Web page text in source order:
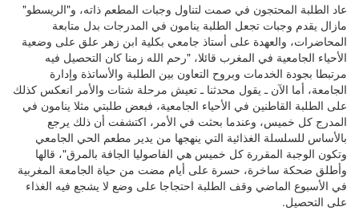
عاد الطلبة المحتجون في صمت لتناول وجبات المطعم ذاته، و"الريسطو"
مازال يقدم وجبات تجعل الطلبة ينامون في المدرجات بدل متابعة
المحاضرات، والعهدة على أستاذ جامعي بكلية ابن زهر علق على وضعية
الأحياء الجامعية في المغرب قائلا، "رحم الله زمنا كان التحصيل فيه
مرتبطا بجودة الخدمات وبروح التعاون بين الطلبة والأساتذة وإدارة
الجامعة، أما الآن ـ يقول محدثنا ـ تعيش مرحلة شتات والأمر انعكس كذلك
على الطلبة القاطنين في الأحياء الجامعية، فبعض طلبتي مثلا ينامون في
المدرج كل خميس، وعندما بحثت في الأمر، اكتشفت أن ذلك يرجع
بالأساس للسلسلة الغذائية التي ينهجها من يدير مطعم الحي الجامعي
وتكون الوجبة المقررة كل خميس هي الفاصوليا الجافة بالمرق"، قالها
وأطلق ضحكة ساخرة، حسرة على أيام مضت من حياة الجامعة المغربية
في الأسبوع الماضي وقف الطلبة احتجاجا على وضع لا يشجع فيه الغذاء
على التحصيل.